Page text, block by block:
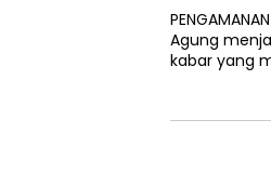
Agung
kabar yang